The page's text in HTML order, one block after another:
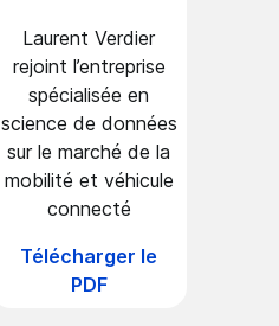
Laurent Verdier
rejoint l’entreprise
spécialisée en
science de données
sur le marché de la
mobilité et véhicule
connecté
Télécharger le
PDF